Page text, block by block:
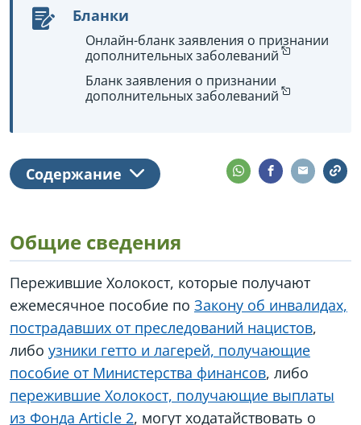
Бланки
Онлайн-бланк заявления о признании
дополнительных заболеваний
Бланк заявления о признании
дополнительных заболеваний
Содержание
Общие сведения
Пережившие Холокост, которые получают
ежемесячное пособие по Закону об инвалидах,
пострадавших от преследований нацистов,
либо узники гетто и лагерей, получающие
пособие от Министерства финансов, либо
пережившие Холокост, получающие выплаты
из Фонда Article 2, могут ходатайствовать о